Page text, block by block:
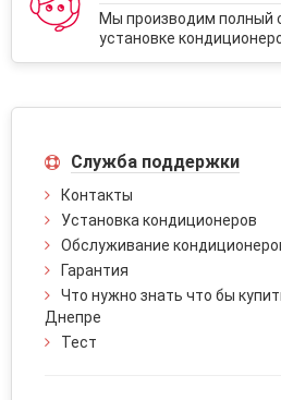
Мы производим полный
установке
Служба поддержки
Контакты
Установка кондиционеров
Обслуживание
Гарантия
Что нужно знать что бы
Днепре
Тест